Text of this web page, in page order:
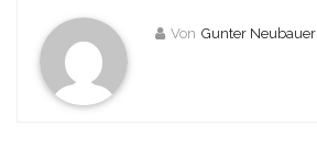
Von Gunter Neubauer